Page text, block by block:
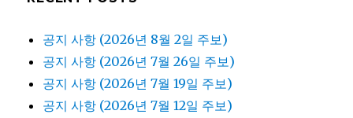
공지 사항 (2026년 8월 2일 주보)
공지 사항 (2026년 7월 26일 주보)
공지 사항 (2026년 7월 19일 주보)
공지 사항 (2026년 7월 12일 주보)